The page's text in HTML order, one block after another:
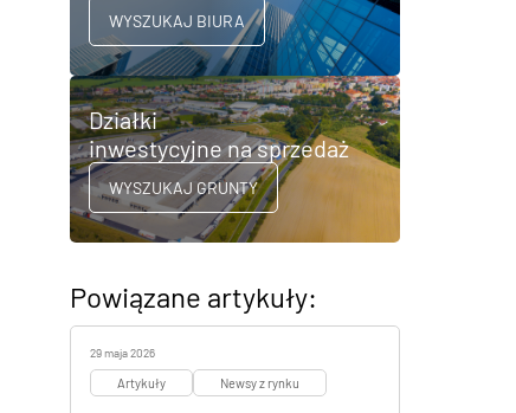
WYSZUKAJ BIURA
Działki
inwestycyjne na sprzedaż
WYSZUKAJ GRUNTY
Powiązane artykuły:
29 maja 2026
Artykuły Newsy z rynku